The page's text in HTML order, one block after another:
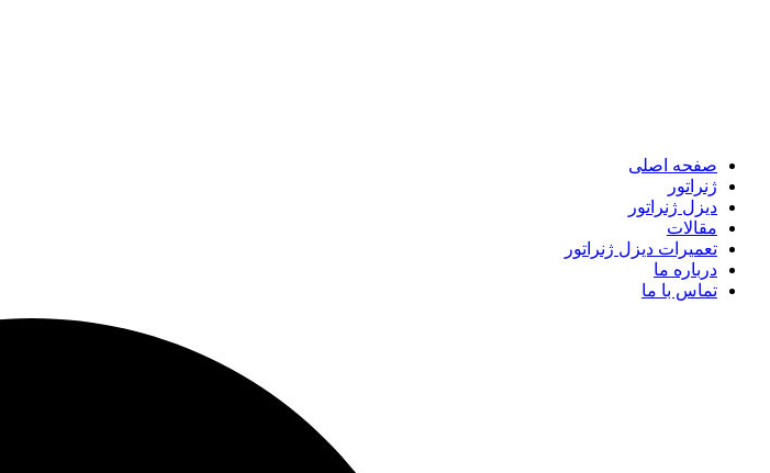
صفحه اصلی
ژنراتور
دیزل ژنراتور
مقالات
تعمیرات دیزل ژنراتور
درباره ما
تماس با ما